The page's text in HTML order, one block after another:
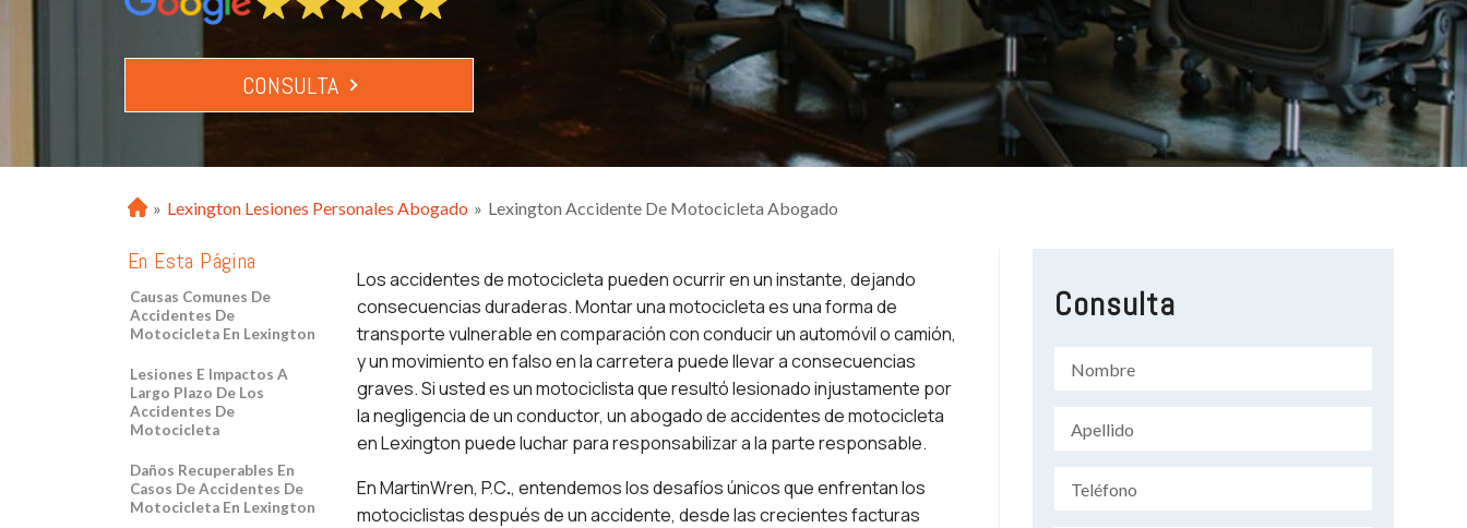
CONSULTA
H
m
e
» Lexington Lesiones Personales Abogado » Lexington Accidente De Motocicleta Abogado
En Esta Página
Causas Comunes De
Accidentes De
Motocicleta En Lexington
Lesiones E Impactos A
Largo Plazo De Los
Accidentes De
Motocicleta
Daños Recuperables En
Casos De Accidentes De
Motocicleta En Lexington
Los accidentes de motocicleta pueden ocurrir en un instante, dejando
consecuencias duraderas. Montar una motocicleta es una forma de
transporte vulnerable en comparación con conducir un automóvil o camión,
y un movimiento en falso en la carretera puede llevar a consecuencias
graves. Si usted es un motociclista que resultó lesionado injustamente por
la negligencia de un conductor, un abogado de accidentes de motocicleta
en Lexington puede luchar para responsabilizar a la parte responsable.
En MartinWren, P.C., entendemos los desafíos únicos que enfrentan los
motociclistas después de un accidente, desde las crecientes facturas
Consulta